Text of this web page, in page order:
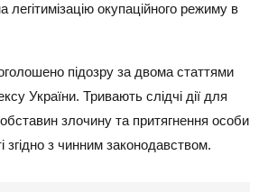
окупаційного режиму в
підозру за двома статтями
України. Тривають слідчі дії для
злочину та притягнення особи
згідно з чинним законодавством.